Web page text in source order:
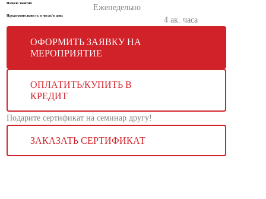
Начало занятий Еженедельно
Продолжительность в часах/в днях 4 ак. часа
ОФОРМИТЬ ЗАЯВКУ НА
МЕРОПРИЯТИЕ
ОПЛАТИТЬ/КУПИТЬ В
КРЕДИТ
Подарите сертификат на семинар другу!
ЗАКАЗАТЬ СЕРТИФИКАТ